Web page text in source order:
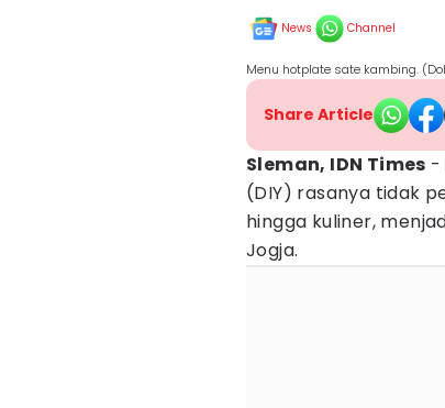
News Channel
Menu hotplate sate kambing.
Share Article
Sleman, IDN Times -
(DIY) rasanya tidak
hingga kuliner,
Jogja.